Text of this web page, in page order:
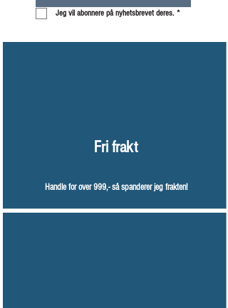
Jeg vil abonnere på nyhetsbrevet deres. *
Fri frakt
Handle for over 999,- så spanderer jeg frakten!